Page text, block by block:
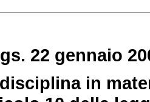
22 gennaio
in